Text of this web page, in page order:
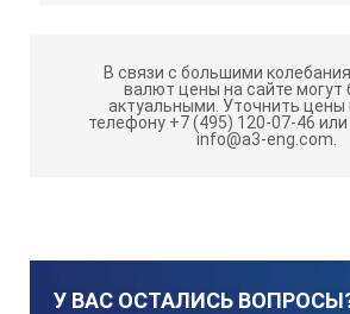
В связи с большими
валют цены на сайте могут
актуальными. Уточнить
телефону +7 (495) 120-07-46 или
info@a3-eng.com.
У ВАС ОСТАЛИСЬ